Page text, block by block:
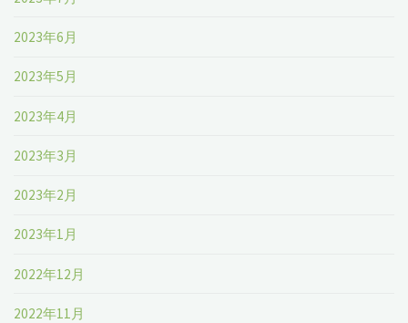
2023年6月
2023年5月
2023年4月
2023年3月
2023年2月
2023年1月
2022年12月
2022年11月